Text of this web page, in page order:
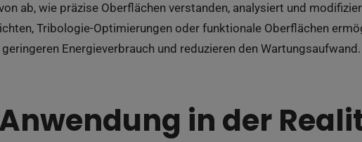
ab, wie präzise Oberflächen verstanden, analysiert und
Tribologie-Optimierungen oder funktionale Oberflächen
Energieverbrauch und reduzieren den Wartungsaufwand.
in der